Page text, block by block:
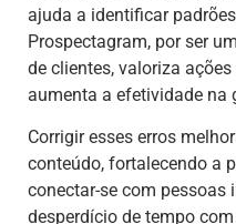
ajuda a identificar
Prospectagram, por ser
de clientes, valoriza
aumenta a efetividade na
Corrigir esses erros
conteúdo, fortalecendo a
conectar-se com pessoas
desperdício de tempo